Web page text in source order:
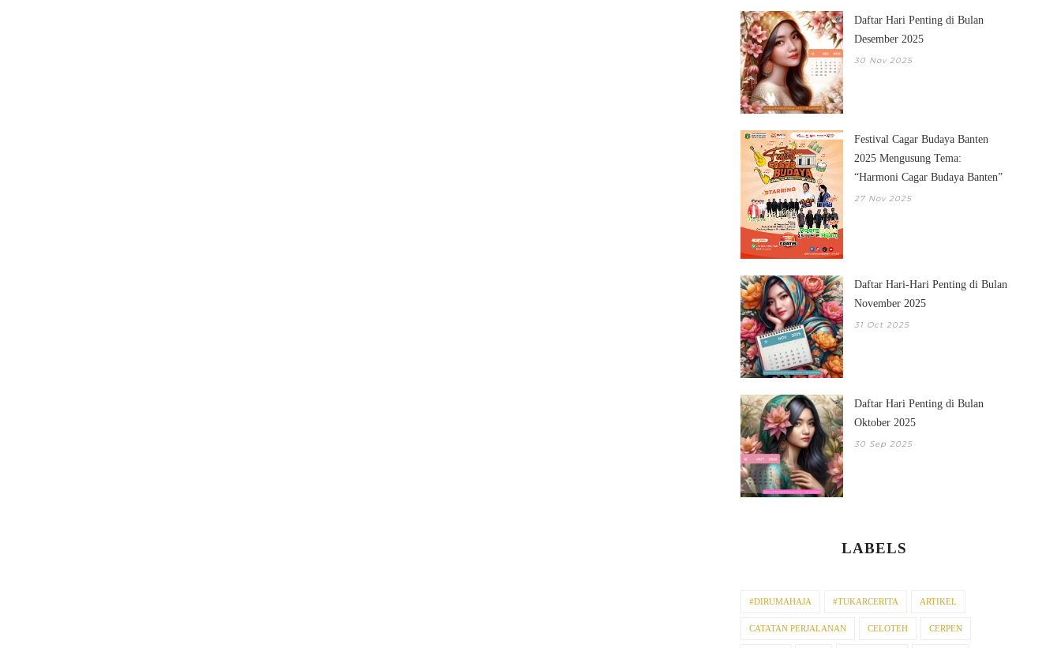
Daftar Hari Penting di Bulan
Desember 2025
30 Nov 2025
Festival Cagar Budaya Banten
2025 Mengusung Tema:
“Harmoni Cagar Budaya Banten”
27 Nov 2025
Daftar Hari-Hari Penting di Bulan
November 2025
31 Oct 2025
Daftar Hari Penting di Bulan
Oktober 2025
30 Sep 2025
LABELS
#DIRUMAHAJA #TUKARCERITA ARTIKEL
CATATAN PERJALANAN CELOTEH CERPEN